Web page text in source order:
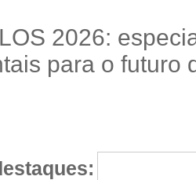
2026:
para o futuro